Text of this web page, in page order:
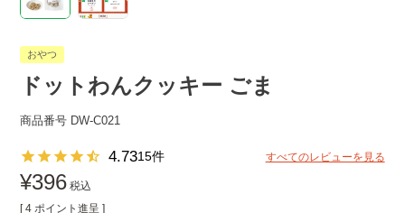
おやつ
ドットわんクッキー ごま
商品番号 DW-C021
4.7315 すべてのレビューを見る
¥396 税込
[ 4 ポイント進呈 ]